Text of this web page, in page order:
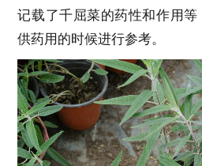
记载了千屈菜的药性和作用
供药用的时候进行参考。